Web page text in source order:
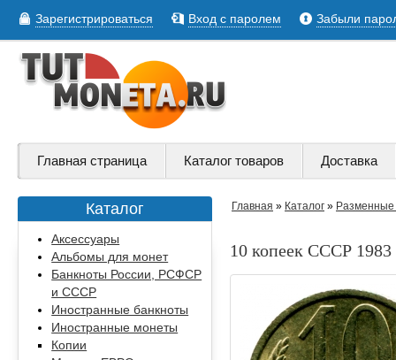
Зарегистрироваться Вход с паролем Забыли
Главная страница Каталог товаров Доставка
Каталог
Аксессуары
Альбомы для монет
Банкноты России, РСФСР
и СССР
Иностранные банкноты
Иностранные монеты
Копии
Главная » Каталог » Разменные
10 копеек СССР 1983